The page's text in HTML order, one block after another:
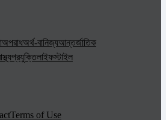
অপরাধঅর্থ-বানিজ্যআন্তর্জাতিক
প্রযুক্তিলাইফস্টাইল
Terms of Use